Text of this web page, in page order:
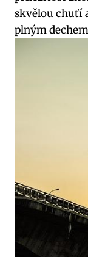
skvělou chuťí
plným